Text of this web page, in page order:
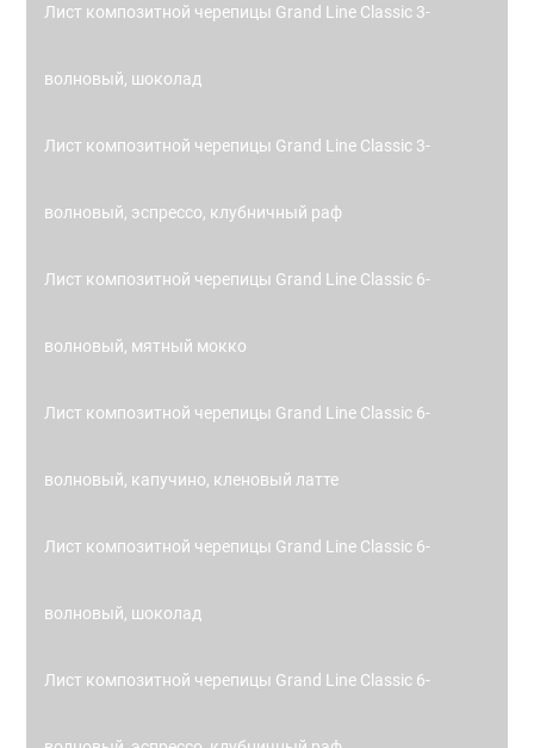
Лист композитной черепицы Grand Line Classic 3-
волновый, шоколад
Лист композитной черепицы Grand Line Classic 3-
волновый, эспрессо, клубничный раф
Лист композитной черепицы Grand Line Classic 6-
волновый, мятный мокко
Лист композитной черепицы Grand Line Classic 6-
волновый, капучино, кленовый латте
Лист композитной черепицы Grand Line Classic 6-
волновый, шоколад
Лист композитной черепицы Grand Line Classic 6-